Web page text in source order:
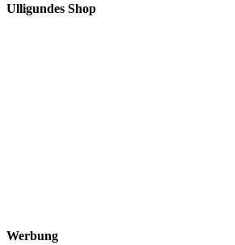
Ulligundes Shop
Werbung